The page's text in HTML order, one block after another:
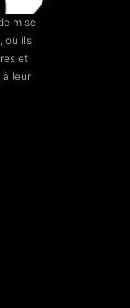
mise
où ils
et
leur